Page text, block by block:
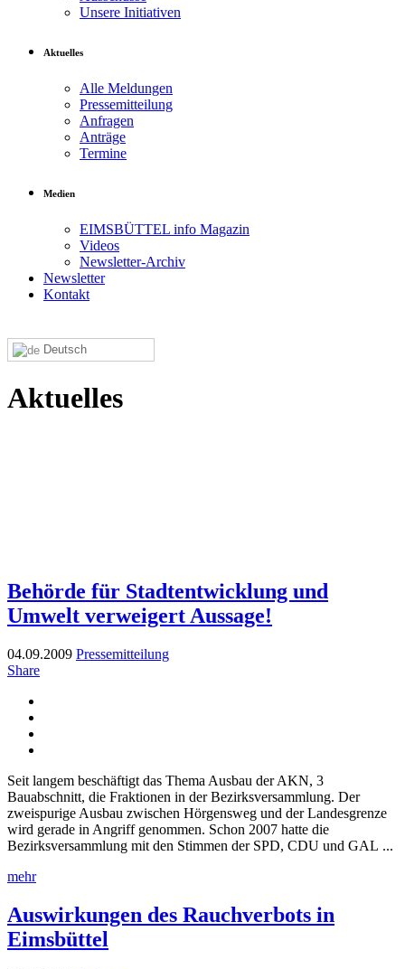
Unsere Initiativen
Aktuelles
Alle Meldungen
Pressemitteilung
Anfragen
Anträge
Termine
Medien
EIMSBÜTTEL info Magazin
Videos
Newsletter-Archiv
Newsletter
Kontakt
Deutsch
Aktuelles
Behörde für Stadtentwicklung und
Umwelt verweigert Aussage!
04.09.2009 Pressemitteilung
Share
Seit langem beschäftigt das Thema Ausbau der AKN, 3
Bauabschnitt, die Fraktionen in der Bezirksversammlung. Der
zweispurige Ausbau zwischen Hörgensweg und der Landesgrenze
wird gerade in Angriff genommen. Schon 2007 hatte die
Bezirksversammlung mit den Stimmen der SPD, CDU und GAL ...
mehr
Auswirkungen des Rauchverbots in
Eimsbüttel